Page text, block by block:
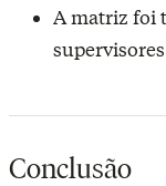
A matriz foi
Conclusão